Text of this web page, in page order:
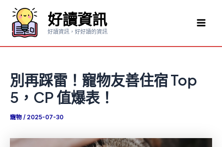
要
好讀資訊
好讀資訊，好好讀的資訊
別再踩雷！寵物友善住宿 Top
5，CP 值爆表！
寵物 / 2025-07-30